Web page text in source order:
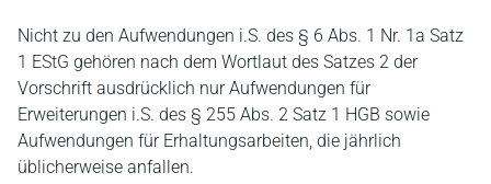
Nicht zu den Aufwendungen i.S. des § 6 Abs. 1 Nr. 1a Satz
1 EStG gehören nach dem Wortlaut des Satzes 2 der
Vorschrift ausdrücklich nur Aufwendungen für
Erweiterungen i.S. des § 255 Abs. 2 Satz 1 HGB sowie
Aufwendungen für Erhaltungsarbeiten, die jährlich
üblicherweise anfallen.